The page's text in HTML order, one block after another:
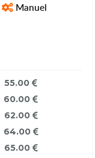
Manuel
55.00
60.00
62.00
64.00
65.00